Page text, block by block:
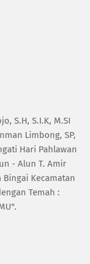
S.H, S.I.K, M.SI
Limbong, SP,
Hari Pahlawan
- Alun T. Amir
Kecamatan
Temah :